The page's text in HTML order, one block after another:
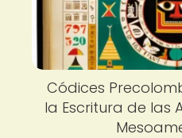
Códices
la Escritura de las